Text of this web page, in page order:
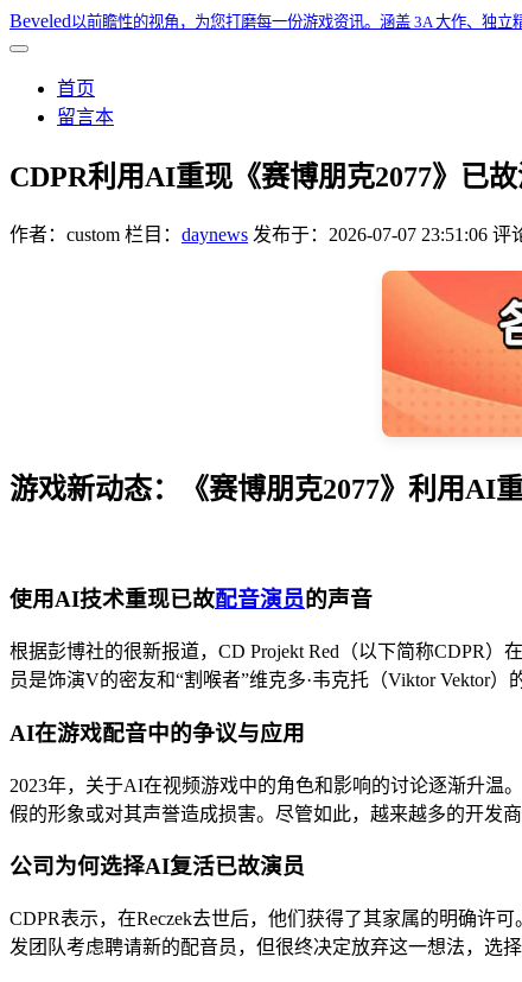
Beveled以前瞻性的视角，为您打磨每一份游戏资讯。涵盖 3A 大作、独立
首页
留言本
CDPR利用AI重现《赛博朋克2077》已
作者： custom 栏目： daynews 发布于： 2026-07-07 23:51:06 评
游戏新动态：《赛博朋克2077》利用AI
使用AI技术重现已故配音演员的声音
根据彭博社的很新报道，CD Projekt Red（以下简称CDPR）
员是饰演V的密友和“割喉者”维克多·韦克托（Viktor Vektor
AI在游戏配音中的争议与应用
2023年，关于AI在视频游戏中的角色和影响的讨论逐渐升
假的形象或对其声誉造成损害。尽管如此，越来越多的开发
公司为何选择AI复活已故演员
CDPR表示，在Reczek去世后，他们获得了其家属的明确许
发团队考虑聘请新的配音员，但很终决定放弃这一想法，选